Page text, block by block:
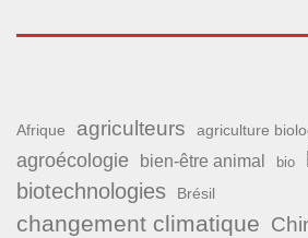
Afrique agriculteurs agriculture
agroécologie bien-être animal bio
biotechnologies
Brésil
changement climatique